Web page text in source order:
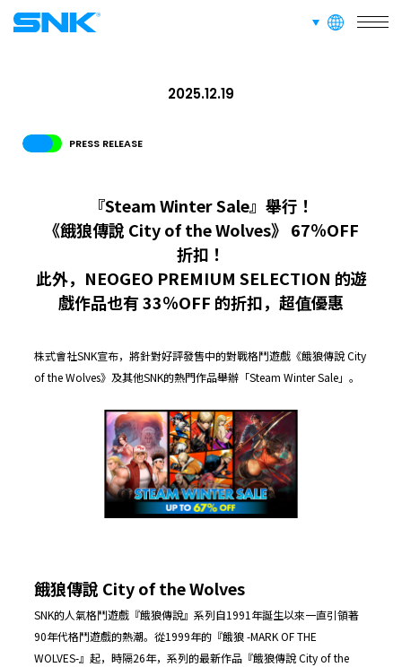
languages
招募資訊
PRESS RELEASE
2025.12.19
『Steam Winter Sale』舉行！
《餓狼傳說 City of the Wolves》 67％OFF
折扣！
此外，NEOGEO PREMIUM SELECTION 的遊
戲作品也有 33％OFF 的折扣，超值優惠
株式會社SNK宣布，將針對好評發售中的對戰格鬥遊戲《餓狼傳說 City
of the Wolves》及其他SNK的熱門作品舉辦「Steam Winter Sale」。
餓狼傳說 City of the Wolves
SNK的人氣格鬥遊戲『餓狼傳說』系列自1991年誕生以來一直引領著
90年代格鬥遊戲的熱潮。從1999年的『餓狼 -MARK OF THE
WOLVES-』起，時隔26年，系列的最新作品『餓狼傳說 City of the